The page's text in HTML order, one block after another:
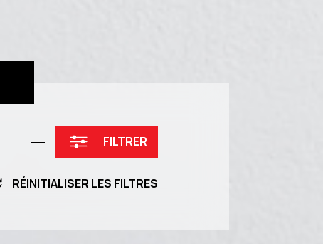
FILTRER
RÉINITIALISER LES FILTRES